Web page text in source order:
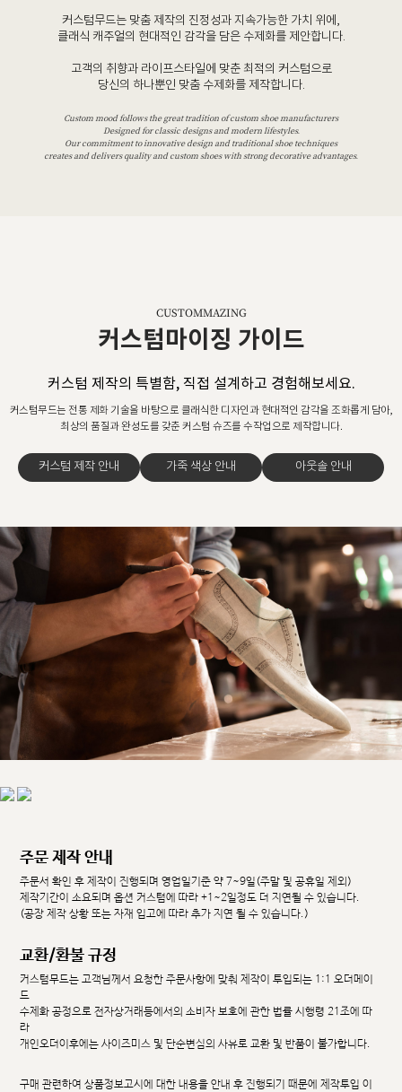
커스텀무드는 맞춤 제작의 진정성과 지속가능한 가치 위에,
클래식 캐주얼의 현대적인 감각을 담은 수제화를 제안합니다.
고객의 취향과 라이프스타일에 맞춘 최적의 커스텀으로
당신의 하나뿐인 맞춤 수제화를 제작합니다.
Custom mood follows the great tradition of custom shoe manufacturers
Designed for classic designs and modern lifestyles.
Our commitment to innovative design and traditional shoe techniques
creates and delivers quality and custom shoes with strong decorative advantages.
CUSTOMMAZING
커스텀마이징 가이드
커스텀 제작의 특별함, 직접 설계하고 경험해보세요.
커스텀무드는 전통 제화 기술을 바탕으로 클래식한 디자인과 현대적인 감각을 조화롭게 담아,
최상의 품질과 완성도를 갖춘 커스텀 슈즈를 수작업으로 제작합니다.
커스텀 제작 안내 가죽 색상 안내 아웃솔 안내
주문 제작 안내
주문서 확인 후 제작이 진행되며 영업일기준 약 7~9일(주말 및 공휴일 제외)
제작기간이 소요되며 옵션 커스텀에 따라 +1~2일정도 더 지연될 수 있습니다.
(공장 제작 상황 또는 자재 입고에 따라 추가 지연 될 수 있습니다.)
교환/환불 규정
커스텀무드는 고객님께서 요청한 주문사항에 맞춰 제작이 투입되는 1:1 오더메이
드
수제화 공정으로 전자상거래등에서의 소비자 보호에 관한 법률 시행령 21조에 따
라
개인오더이후에는 사이즈미스 및 단순변심의 사유로 교환 및 반품이 불가합니다.
구매 관련하여 상품정보고시에 대한 내용을 안내 후 진행되기 때문에 제작투입 이